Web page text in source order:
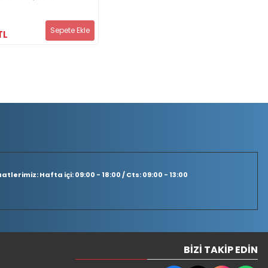
Sepete Ekle
Hafta içi: 09:00 - 18:00 / Cts: 09:00 - 13:00
BIZI TAKIP EDIN